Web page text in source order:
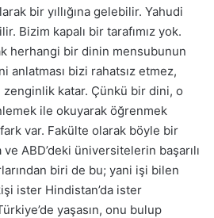
bir yıllığına gelebilir. Yahudi
Bizim kapalı bir tarafımız yok.
herhangi bir dinin mensubunun
anlatması bizi rahatsız etmez,
katar. Çünkü bir dini, o
ile okuyarak öğrenmek
var. Fakülte olarak böyle bir
ve ABD’deki üniversitelerin başarılı
biri de bu; yani işi bilen
ister Hindistan’da ister
yaşasın, onu bulup